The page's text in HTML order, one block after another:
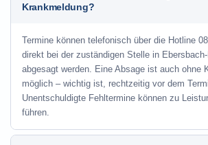
Krankmeldung?
Termine können telefonisch über die Hotline
direkt bei der zuständigen Stelle in
abgesagt werden. Eine Absage ist auch ohne
möglich – wichtig ist, rechtzeitig vor dem
Unentschuldigte Fehltermine können zu
führen.